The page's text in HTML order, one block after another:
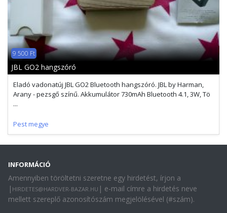
9 500 Ft
JBL GO2 hangszóró
Eladó vadonatúj JBL GO2 Bluetooth hangszóró. JBL by Harman,
Arany - pezsgő színű. Akkumulátor 730mAh Bluetooth 4.1, 3W, Tö
...
Pest megye
INFORMÁCIÓ
Amennyiben töröltetni szeretne egy hirdetést, írjon a
| HIRDETES@HARDVER-BAZAR.HU | e-mail címre a hirdetés neve
mellett szereplő azonosítószám megjelölésével (#szám).